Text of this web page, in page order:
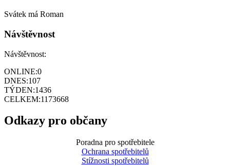
Svátek má Roman
Návštěvnost
Návštěvnost:
ONLINE:0
DNES:107
TÝDEN:1436
CELKEM:1173668
Odkazy pro občany
Poradna pro spotřebitele
Ochrana spotřebitelů
Stížnosti spotřebitelů